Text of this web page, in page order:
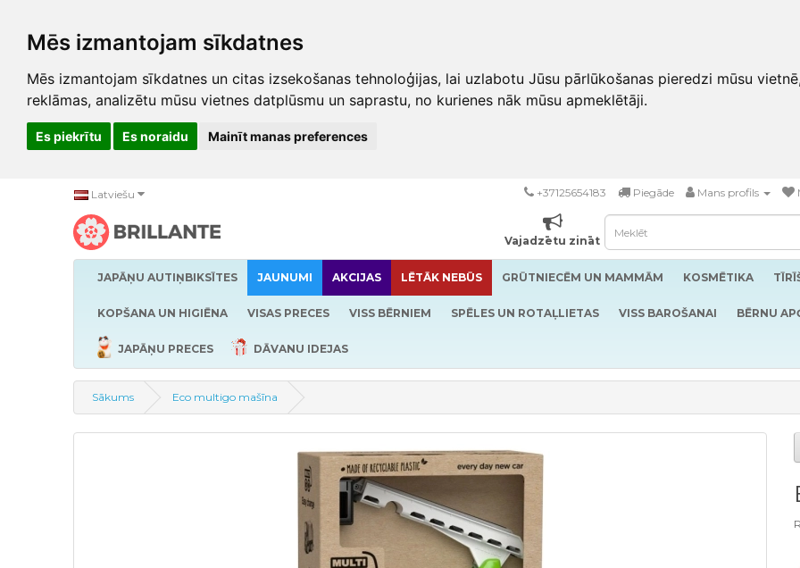
Mēs izmantojam sīkdatnes
Mēs izmantojam sīkdatnes un citas izsekošanas tehnoloģijas, lai uzlabotu Jūsu pārlūkošanas pieredzi mūsu
reklāmas, analizētu mūsu vietnes datplūsmu un saprastu, no kurienes nāk mūsu apmeklētāji.
Es piekrītu Es noraidu Mainīt manas preferences
Latviešu +37125654183 Piegāde Mans profils
Vajadzētu zināt
JAPĀŅU AUTIŅBIKSĪTES JAUNUMI AKCIJAS LĒTĀK NEBŪS GRŪTNIECĒM UN MAMMĀM KOSMĒTIKA
KOPŠANA UN HIGIĒNA VISAS PRECES VISS BĒRNIEM SPĒLES UN ROTAĻLIETAS VISS BAROŠANAI BĒRNU
JAPĀŅU PRECES DĀVANU IDEJAS
Sākums Eco multigo mašīna